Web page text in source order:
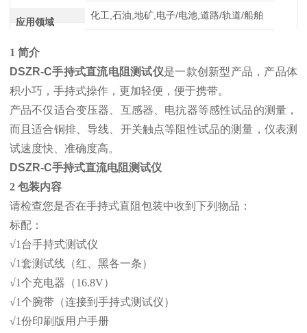
应用领域
化工,石油,地矿,电子/电池,道路/轨道/船舶
1 简介
DSZR-C手持式直流电阻测试仪是一款创新型产品，产品体
积小巧，手持式操作，更加轻便，便于携带。
产品不仅适合变压器、互感器、电抗器等感性试品的测量，
而且适合铜排、导线、开关触点等阻性试品的测量，仪表测
试速度快、准确度高。
DSZR-C手持式直流电阻测试仪
2 包装内容
请检查您是否在手持式直阻包装中收到下列物品：
标配：
√1台手持式测试仪
√1套测试线（红、黑各一条）
√1个充电器（16.8V）
√1个腕带（连接到手持式测试仪）
√1份印刷版用户手册